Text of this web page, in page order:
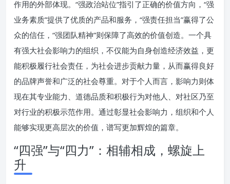
作用的外部体现。“强政治站位”指引了正确的价值方向，“强
业务素质”提供了优质的产品和服务，“强责任担当”赢得了公
众的信任，“强团队精神”则保障了高效的价值创造。一个具
有强大社会影响力的组织，不仅能为自身创造经济效益，更
能积极履行社会责任，为社会进步贡献力量，从而赢得良好
的品牌声誉和广泛的社会尊重。对于个人而言，影响力则体
现在其专业能力、道德品质和积极行为对他人、对社区乃至
对行业的积极示范作用。通过彰显社会影响力，组织和个人
能够实现更高层次的价值，谱写更加辉煌的篇章。
“四强”与“四力”：相辅相成，螺旋上
升